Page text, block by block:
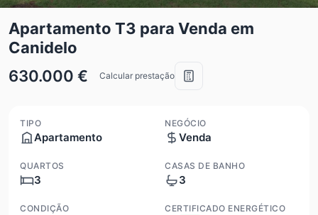
Apartamento T3 para Venda em
Canidelo
630.000 €
Calcular prestação
TIPO
Apartamento
NEGÓCIO
Venda
QUARTOS
3
CASAS DE BANHO
3
CONDIÇÃO
CERTIFICADO ENERGÉTICO